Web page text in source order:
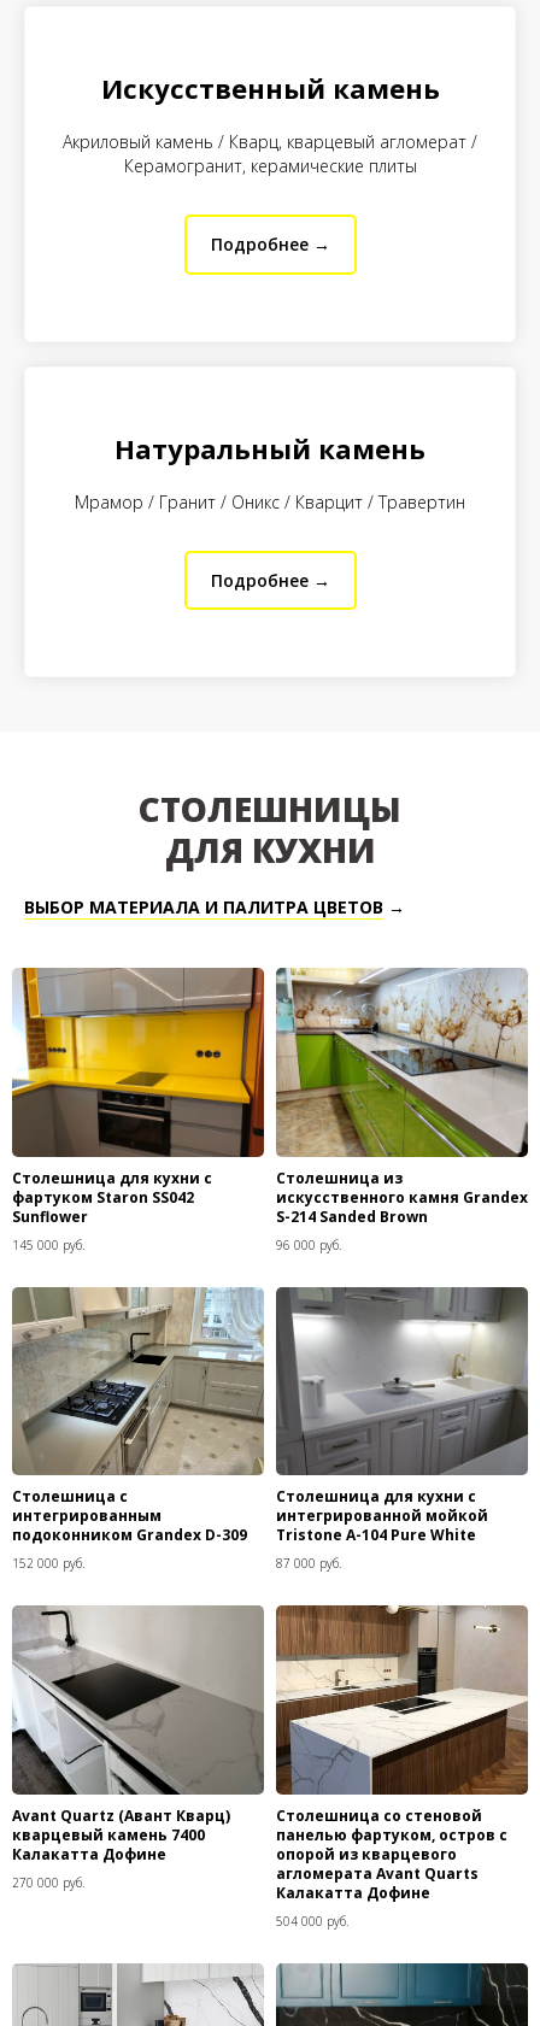
Искусственный камень
Акриловый камень / Кварц, кварцевый агломерат /
Керамогранит, керамические плиты
Подробнее →
Натуральный камень
Мрамор / Гранит / Оникс / Кварцит / Травертин
Подробнее →
СТОЛЕШНИЦЫ
ДЛЯ КУХНИ
ВЫБОР МАТЕРИАЛА И ПАЛИТРА ЦВЕТОВ →
Столешница для кухни с
фартуком Staron SS042
Sunflower
145 000 руб.
Столешница из
искусственного камня Grandex
S-214 Sanded Brown
96 000 руб.
Столешница с
интегрированным
подоконником Grandex D-309
152 000 руб.
Столешница для кухни с
интегрированной мойкой
Tristone A-104 Pure White
87 000 руб.
Avant Quartz (Авант Кварц)
кварцевый камень 7400
Калакатта Дофине
270 000 руб.
Столешница со стеновой
панелью фартуком, остров с
опорой из кварцевого
агломерата Avant Quarts
Калакатта Дофине
504 000 руб.